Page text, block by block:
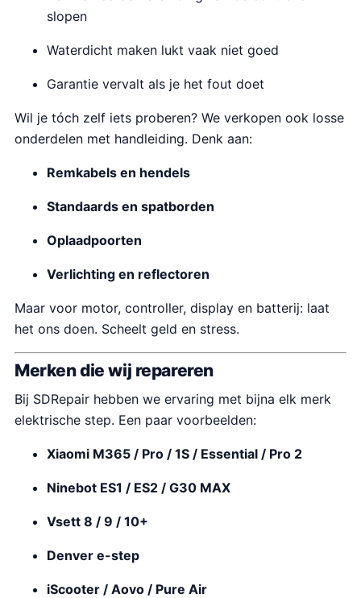
slopen
Waterdicht maken lukt vaak niet goed
Garantie vervalt als je het fout doet
Wil je tóch zelf iets proberen? We verkopen ook losse
onderdelen met handleiding. Denk aan:
Remkabels en hendels
Standaards en spatborden
Oplaadpoorten
Verlichting en reflectoren
Maar voor motor, controller, display en batterij: laat
het ons doen. Scheelt geld en stress.
Merken die wij repareren
Bij SDRepair hebben we ervaring met bijna elk merk
elektrische step. Een paar voorbeelden:
Xiaomi M365 / Pro / 1S / Essential / Pro 2
Ninebot ES1 / ES2 / G30 MAX
Vsett 8 / 9 / 10+
Denver e-step
iScooter / Aovo / Pure Air